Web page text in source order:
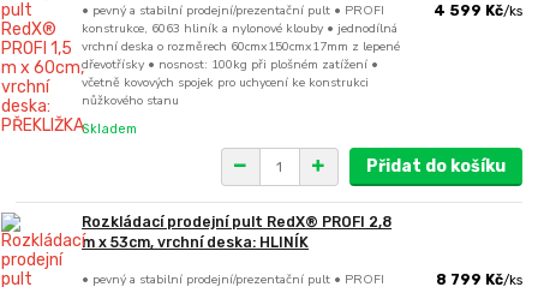
• pevný a stabilní prodejní/prezentační pult • PROFI
konstrukce, 6063 hliník a nylonové klouby • jednodílná
vrchní deska o rozměrech 60cmx150cmx17mm z lepené
dřevotřísky • nosnost: 100kg při plošném zatížení •
včetně kovových spojek pro uchycení ke konstrukci
nůžkového stanu
4 599 Kč/ks
Skladem
Přidat do košíku
Rozkládací prodejní pult RedX® PROFI 2,8
m x 53cm, vrchní deska: HLINÍK
• pevný a stabilní prodejní/prezentační pult • PROFI
8 799 Kč/ks